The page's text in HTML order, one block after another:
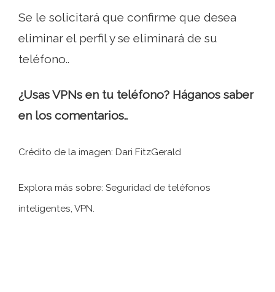
Se le solicitará que confirme que desea
eliminar el perfil y se eliminará de su
teléfono..
¿Usas VPNs en tu teléfono? Háganos saber
en los comentarios..
Crédito de la imagen: Dari FitzGerald
Explora más sobre: ​​Seguridad de teléfonos
inteligentes, VPN.